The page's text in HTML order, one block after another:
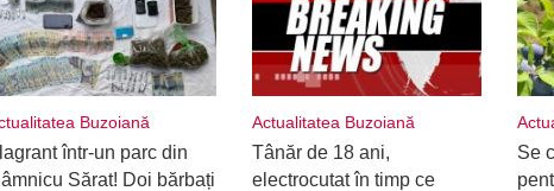
Buzoiană
într-un parc din
Sărat! Doi bărbați
Actualitatea Buzoiană
Tânăr de 18 ani,
electrocutat în timp ce
Se